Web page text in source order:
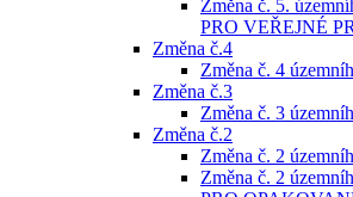
Změna č. 5.
PRO VEŘEJNÉ
Změna č.4
Změna č. 4
Změna č.3
Změna č. 3
Změna č.2
Změna č. 2
Změna č. 2